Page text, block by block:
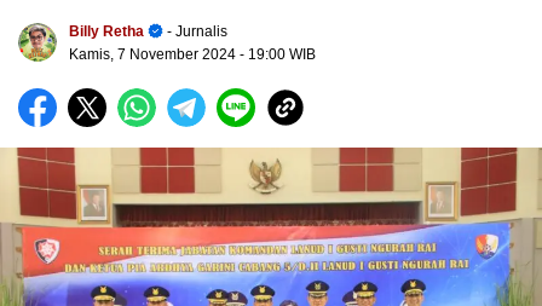
Billy Retha
- Jurnalis
Kamis, 7 November 2024 - 19:00 WIB